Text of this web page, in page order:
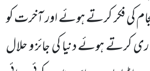
کی فکر کرتے ہوئے اور آخرت کو
کرتے ہوئے دنیا کی جائز و حلال